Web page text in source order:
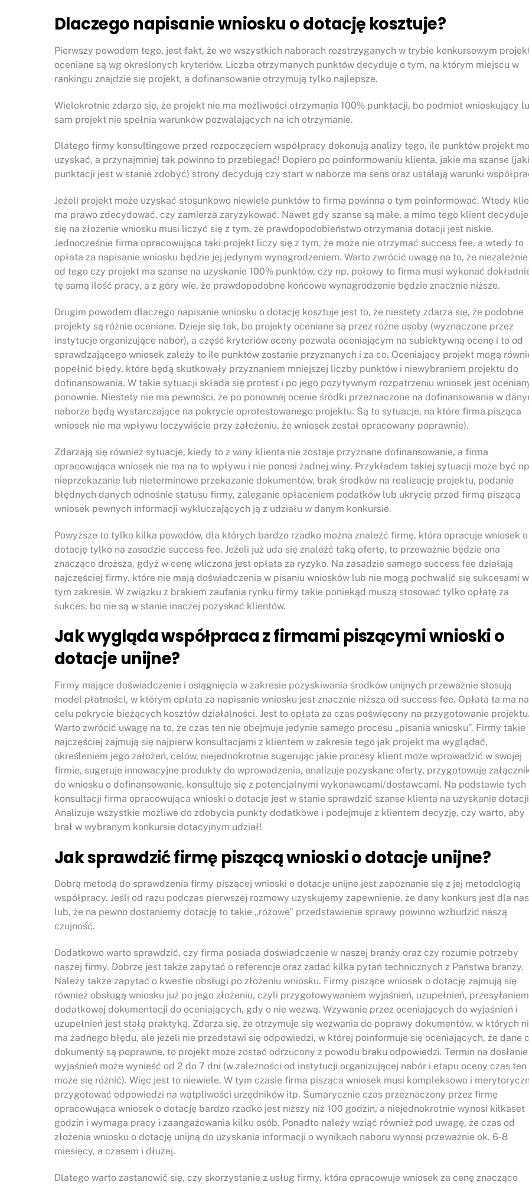
Dlaczego napisanie wniosku o dotację kosztuje?
Pierwszy powodem tego, jest fakt, że we wszystkich naborach rozstrzyganych w trybie konkursowym
oceniane są wg określonych kryteriów. Liczba otrzymanych punktów decyduje o tym, na którym miejscu w
rankingu znajdzie się projekt, a dofinansowanie otrzymują tylko najlepsze.
Wielokrotnie zdarza się, że projekt nie ma możliwości otrzymania 100% punktacji, bo podmiot wnioskujący
sam projekt nie spełnia warunków pozwalających na ich otrzymanie.
Dlatego firmy konsultingowe przed rozpoczęciem współpracy dokonują analizy tego, ile punktów projekt
uzyskać, a przynajmniej tak powinno to przebiegać! Dopiero po poinformowaniu klienta, jakie ma szanse
punktacji jest w stanie zdobyć) strony decydują czy start w naborze ma sens oraz ustalają warunki
Jeżeli projekt może uzyskać stosunkowo niewiele punktów to firma powinna o tym poinformować. Wtedy
ma prawo zdecydować, czy zamierza zaryzykować. Nawet gdy szanse są małe, a mimo tego klient decyduje
się na złożenie wniosku musi liczyć się z tym, że prawdopodobieństwo otrzymania dotacji jest niskie.
Jednocześnie firma opracowująca taki projekt liczy się z tym, że może nie otrzymać success fee, a wtedy to
opłata za napisanie wniosku będzie jej jedynym wynagrodzeniem. Warto zwrócić uwagę na to, że niezależnie
od tego czy projekt ma szanse na uzyskanie 100% punktów, czy np. połowy to firma musi wykonać
tę samą ilość pracy, a z góry wie, że prawdopodobne końcowe wynagrodzenie będzie znacznie niższe.
Drugim powodem dlaczego napisanie wniosku o dotację kosztuje jest to, że niestety zdarza się, że podobne
projekty są różnie oceniane. Dzieje się tak, bo projekty oceniane są przez różne osoby (wyznaczone przez
instytucje organizujące nabór), a część kryteriów oceny pozwala oceniającym na subiektywną ocenę i to od
sprawdzającego wniosek zależy to ile punktów zostanie przyznanych i za co. Oceniający projekt mogą
popełnić błędy, które będą skutkowały przyznaniem mniejszej liczby punktów i niewybraniem projektu do
dofinansowania. W takie sytuacji składa się protest i po jego pozytywnym rozpatrzeniu wniosek jest
ponownie. Niestety nie ma pewności, że po ponownej ocenie środki przeznaczone na dofinansowania w
naborze będą wystarczające na pokrycie oprotestowanego projektu. Są to sytuacje, na które firma pisząca
wniosek nie ma wpływu (oczywiście przy założeniu, że wniosek został opracowany poprawnie).
Zdarzają się również sytuacje, kiedy to z winy klienta nie zostaje przyznane dofinansowanie, a firma
opracowująca wniosek nie ma na to wpływu i nie ponosi żadnej winy. Przykładem takiej sytuacji może być
nieprzekazanie lub nieterminowe przekazanie dokumentów, brak środków na realizację projektu, podanie
błędnych danych odnośnie statusu firmy, zaleganie opłaceniem podatków lub ukrycie przed firmą piszącą
wniosek pewnych informacji wykluczających ją z udziału w danym konkursie.
Powyższe to tylko kilka powodów, dla których bardzo rzadko można znaleźć firmę, która opracuje wniosek o
dotację tylko na zasadzie success fee. Jeżeli już uda się znaleźć taką ofertę, to przeważnie będzie ona
znacząco droższa, gdyż w cenę wliczona jest opłata za ryzyko. Na zasadzie samego success fee działają
najczęściej firmy, które nie mają doświadczenia w pisaniu wniosków lub nie mogą pochwalić się sukcesami w
tym zakresie. W związku z brakiem zaufania rynku firmy takie poniekąd muszą stosować tylko opłatę za
sukces, bo nie są w stanie inaczej pozyskać klientów.
Jak wygląda współpraca z firmami piszącymi wnioski o
dotacje unijne?
Firmy mające doświadczenie i osiągnięcia w zakresie pozyskiwania środków unijnych przeważnie stosują
model płatności, w którym opłata za napisanie wniosku jest znacznie niższa od success fee. Opłata ta ma na
celu pokrycie bieżących kosztów działalności. Jest to opłata za czas poświęcony na przygotowanie
Warto zwrócić uwagę na to, że czas ten nie obejmuje jedynie samego procesu „pisania wniosku”. Firmy takie
najczęściej zajmują się najpierw konsultacjami z klientem w zakresie tego jak projekt ma wyglądać,
określeniem jego założeń, celów, niejednokrotnie sugerując jakie procesy klient może wprowadzić w swojej
firmie, sugeruje innowacyjne produkty do wprowadzenia, analizuje pozyskane oferty, przygotowuje
do wniosku o dofinansowanie, konsultuje się z potencjalnymi wykonawcami/dostawcami. Na podstawie tych
konsultacji firma opracowująca wnioski o dotacje jest w stanie sprawdzić szanse klienta na uzyskanie
Analizuje wszystkie możliwe do zdobycia punkty dodatkowe i podejmuje z klientem decyzję, czy warto, aby
brał w wybranym konkursie dotacyjnym udział!
Jak sprawdzić firmę piszącą wnioski o dotacje unijne?
Dobrą metodą do sprawdzenia firmy piszącej wnioski o dotacje unijne jest zapoznanie się z jej metodologią
współpracy. Jeśli od razu podczas pierwszej rozmowy uzyskujemy zapewnienie, że dany konkurs jest dla nas
lub, że na pewno dostaniemy dotację to takie „różowe” przedstawienie sprawy powinno wzbudzić naszą
czujność.
Dodatkowo warto sprawdzić, czy firma posiada doświadczenie w naszej branży oraz czy rozumie potrzeby
naszej firmy. Dobrze jest także zapytać o referencje oraz zadać kilka pytań technicznych z Państwa branży.
Należy także zapytać o kwestie obsługi po złożeniu wniosku. Firmy piszące wniosek o dotację zajmują się
również obsługą wniosku już po jego złożeniu, czyli przygotowywaniem wyjaśnień, uzupełnień, przesyłaniem
dodatkowej dokumentacji do oceniających, gdy o nie wezwą. Wzywanie przez oceniających do wyjaśnień i
uzupełnień jest stałą praktyką. Zdarza się, że otrzymuje się wezwania do poprawy dokumentów, w których
ma żadnego błędu, ale jeżeli nie przedstawi się odpowiedzi, w której poinformuje się oceniających, że dane
dokumenty są poprawne, to projekt może zostać odrzucony z powodu braku odpowiedzi. Termin na dosłanie
wyjaśnień może wynieść od 2 do 7 dni (w zależności od instytucji organizującej nabór i etapu oceny czas ten
może się różnić). Więc jest to niewiele. W tym czasie firma pisząca wniosek musi kompleksowo i
przygotować odpowiedzi na wątpliwości urzędników itp. Sumarycznie czas przeznaczony przez firmę
opracowująca wniosek o dotację bardzo rzadko jest niższy niż 100 godzin, a niejednokrotnie wynosi kilkaset
godzin i wymaga pracy i zaangażowania kilku osób. Ponadto należy wziąć również pod uwagę, że czas od
złożenia wniosku o dotację unijną do uzyskania informacji o wynikach naboru wynosi przeważnie ok. 6-8
miesięcy, a czasem i dłużej.
Dlatego warto zastanowić się, czy skorzystanie z usług firmy, która opracowuje wniosek za cenę znacząco